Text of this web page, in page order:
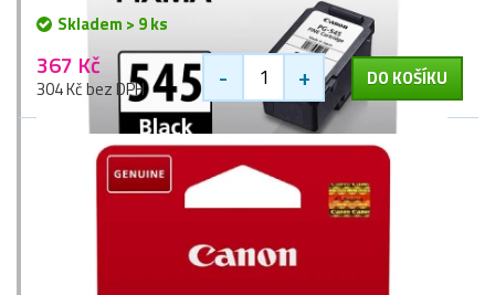
Skladem > 9 ks
367 Kč
304 Kč bez DPH - + DO KOŠÍKU